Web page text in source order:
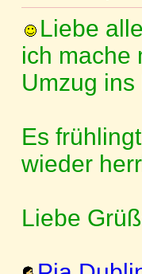
Liebe
ich mache
Umzug
Es
wieder
Liebe